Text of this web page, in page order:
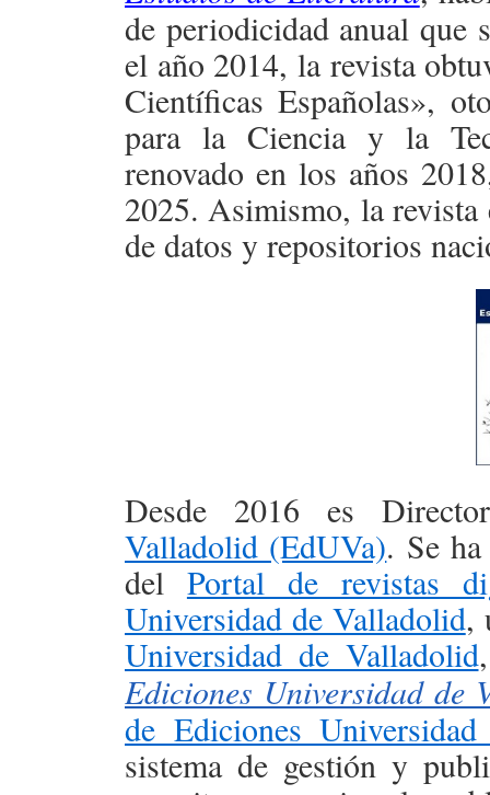
de periodicidad anual que
el año 2014, la revista
Científicas Españolas»,
para la Ciencia y la
renovado en los años
2025. Asimismo, la revista
de datos y repositorios
Desde 2016 es
Valladolid (EdUVa). Se
del Portal de revistas
Universidad de Valladolid,
Universidad de Valladolid
Ediciones Universidad de
de Ediciones
sistema de gestión y